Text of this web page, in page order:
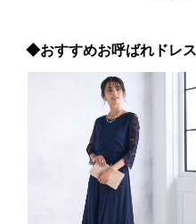
◆おすすめお呼ばれドレス